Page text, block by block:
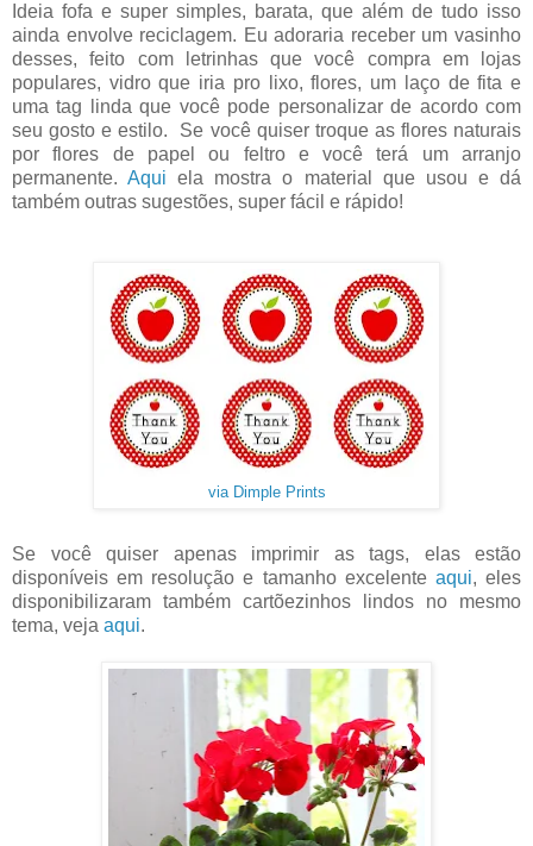
Ideia fofa e super simples, barata, que além de tudo isso
ainda envolve reciclagem. Eu adoraria receber um vasinho
desses, feito com letrinhas que você compra em lojas
populares, vidro que iria pro lixo, flores, um laço de fita e
uma tag linda que você pode personalizar de acordo com
seu gosto e estilo. Se você quiser troque as flores naturais
por flores de papel ou feltro e você terá um arranjo
permanente. Aqui ela mostra o material que usou e dá
também outras sugestões, super fácil e rápido!
via Dimple Prints
Se você quiser apenas imprimir as tags, elas estão
disponíveis em resolução e tamanho excelente aqui, eles
disponibilizaram também cartõezinhos lindos no mesmo
tema, veja aqui.